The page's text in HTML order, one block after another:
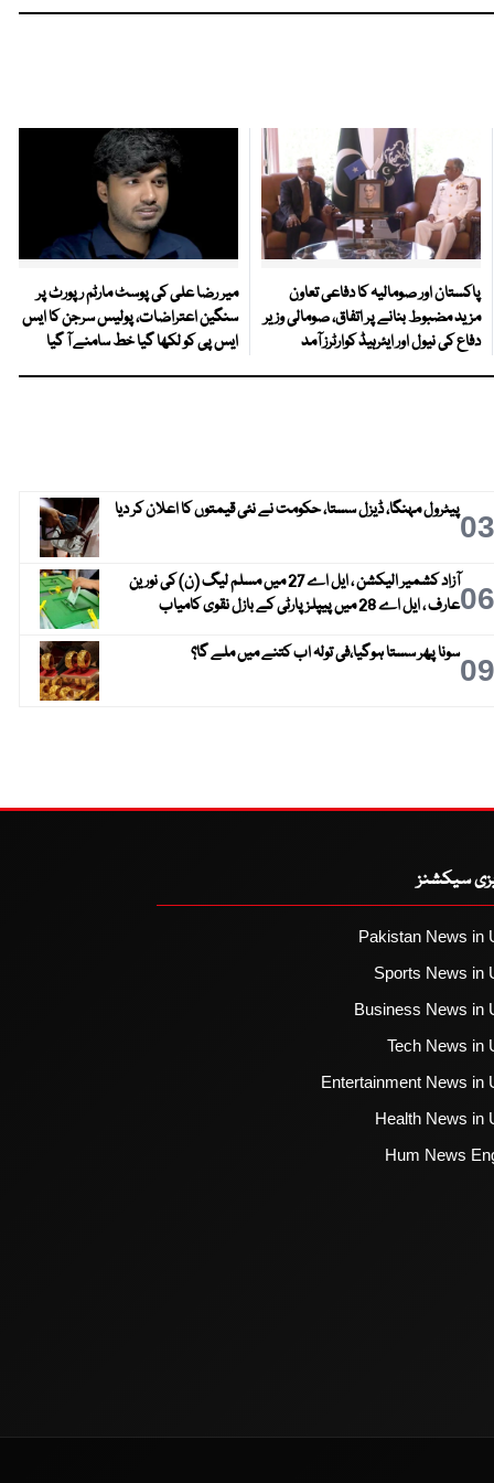
پاکستان اور صومالیہ کا دفاعی تعاون
مزید مضبوط بنانے پر اتفاق، صومالی وزیر
دفاع کی نیول اور ایئرہیڈ کوارٹرز آمد
میر رضا علی کی پوسٹ مارٹم رپورٹ پر
سنگین اعتراضات، پولیس سرجن کا ایس
ایس پی کو لکھا گیا خط سامنے آ گیا
03پیٹرول مہنگا، ڈیزل سستا، حکومت نے نئی قیمتوں کا اعلان کر دیا
06
آزاد کشمیر الیکشن ، ایل اے 27 میں مسلم لیگ (ن) کی نورین
عارف ، ایل اے 28 میں پیپلز پارٹی کے بازل نقوی کامیاب
09سونا پھر سستا ہوگیا،فی تولہ اب کتنے میں ملے گا؟
سیکشنز
Pakistan News in
Sports News in
Business News in
Tech News in
Entertainment News in
Health News in
Hum News